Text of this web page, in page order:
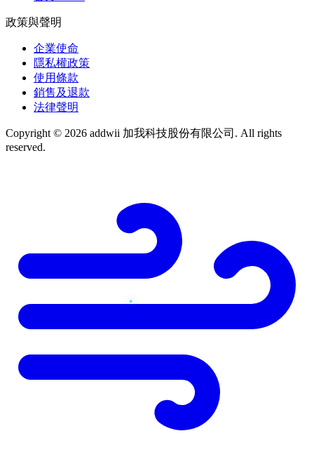
政策與聲明
企業使命
隱私權政策
使用條款
銷售及退款
法律聲明
Copyright © 2026 addwii 加我科技股份有限公司. All rights
reserved.